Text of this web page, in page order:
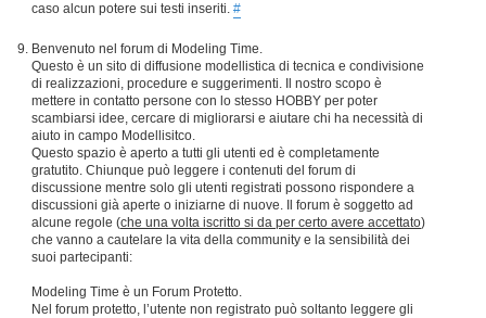
caso alcun potere sui testi inseriti. #
Benvenuto nel forum di Modeling Time.
Questo è un sito di diffusione modellistica di tecnica e condivisione
di realizzazioni, procedure e suggerimenti. Il nostro scopo è
mettere in contatto persone con lo stesso HOBBY per poter
scambiarsi idee, cercare di migliorarsi e aiutare chi ha necessità di
aiuto in campo Modellisitco.
Questo spazio è aperto a tutti gli utenti ed è completamente
gratutito. Chiunque può leggere i contenuti del forum di
discussione mentre solo gli utenti registrati possono rispondere a
discussioni già aperte o iniziarne di nuove. Il forum è soggetto ad
alcune regole (che una volta iscritto si da per certo avere accettato)
che vanno a cautelare la vita della community e la sensibilità dei
suoi partecipanti:
Modeling Time è un Forum Protetto.
Nel forum protetto, l’utente non registrato può soltanto leggere gli